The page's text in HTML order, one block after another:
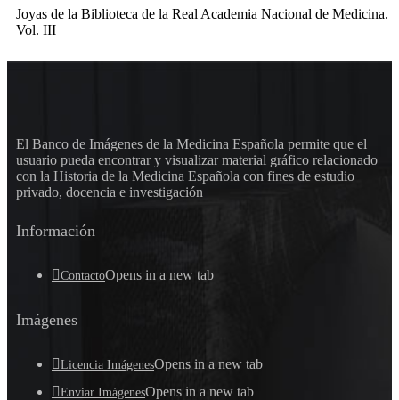
Joyas de la Biblioteca de la Real Academia Nacional de Medicina.
Vol. III
El Banco de Imágenes de la Medicina Española permite que el
usuario pueda encontrar y visualizar material gráfico relacionado
con la Historia de la Medicina Española con fines de estudio
privado, docencia e investigación
Información
ContactoOpens in a new tab
Imágenes
Licencia ImágenesOpens in a new tab
Enviar ImágenesOpens in a new tab